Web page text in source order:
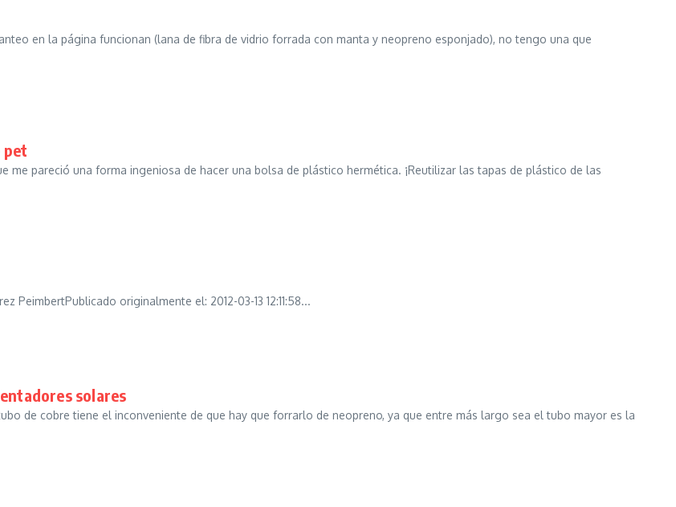
en la página funcionan (lana de fibra de vidrio forrada con manta y neopreno esponjado), no tengo una que
pet
pareció una forma ingeniosa de hacer una bolsa de plástico hermética. ¡Reutilizar las tapas de plástico de las
originalmente el: 2012-03-13 12:11:58...
solares
de cobre tiene el inconveniente de que hay que forrarlo de neopreno, ya que entre más largo sea el tubo mayor es la